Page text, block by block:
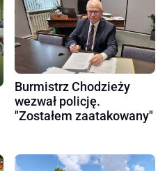
Burmistrz Chodzieży
wezwał policję.
"Zostałem zaatakowany"